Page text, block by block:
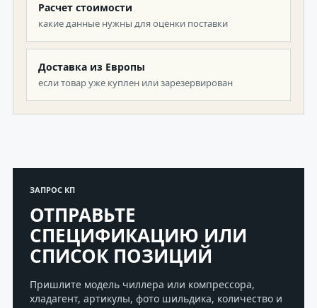
Расчет стоимости
какие данные нужны для оценки поставки
Доставка из Европы
если товар уже куплен или зарезервирован
ЗАПРОС КП
ОТПРАВЬТЕ
СПЕЦИФИКАЦИЮ ИЛИ
СПИСОК ПОЗИЦИЙ
Пришлите модель чиллера или компрессора,
хладагент, артикулы, фото шильдика, количество и